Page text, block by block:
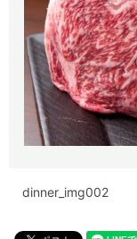
dinner_img002